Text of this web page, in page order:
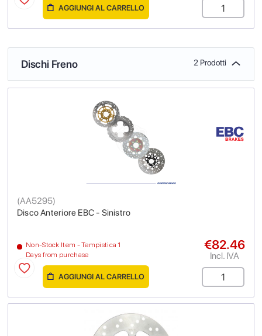
AGGIUNGI AL CARRELLO
Dischi Freno 2 Prodotti
Disco Anteriore EBC - Sinistro
(AA5295)
Non-Stock Item - Tempistica 1
Days from purchase
€82.46
Incl. IVA
AGGIUNGI AL CARRELLO